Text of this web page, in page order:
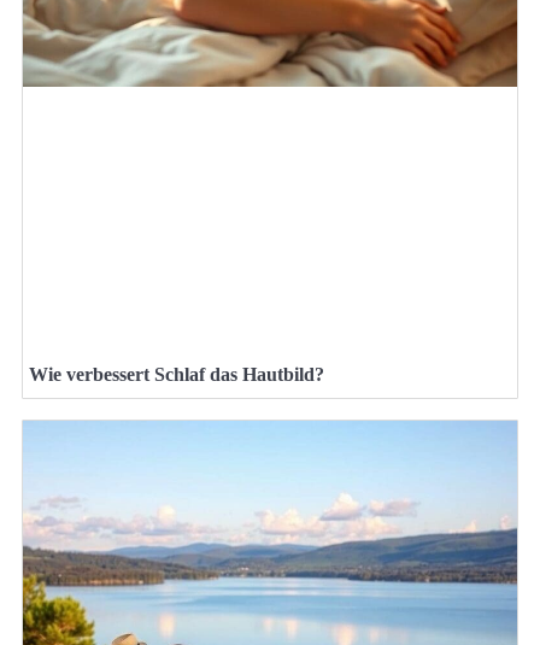
Wie verbessert Schlaf das Hautbild?